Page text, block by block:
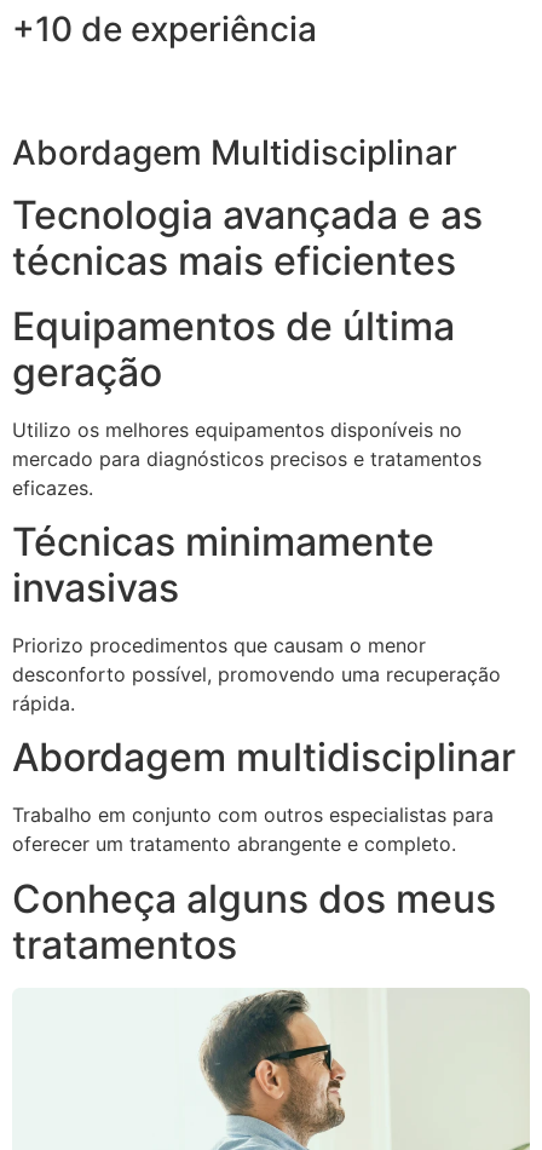
+10 de experiência
Abordagem Multidisciplinar
Tecnologia avançada e as
técnicas mais eficientes
Equipamentos de última
geração
Utilizo os melhores equipamentos disponíveis no
mercado para diagnósticos precisos e tratamentos
eficazes.
Técnicas minimamente
invasivas
Priorizo procedimentos que causam o menor
desconforto possível, promovendo uma recuperação
rápida.
Abordagem multidisciplinar
Trabalho em conjunto com outros especialistas para
oferecer um tratamento abrangente e completo.
Conheça alguns dos meus
tratamentos